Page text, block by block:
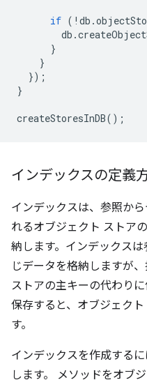
if ( ! db .
db .
}
}
});
}
createStoresInDB();
インデックスの定義
インデックスは、参照か
れるオブジェクト ストア
納します。インデックス
じデータを格納しますが
ストアの主キーの代わり
保存すると、オブジェク
す。
インデックスを作成するに
します。 メソッドをオブ